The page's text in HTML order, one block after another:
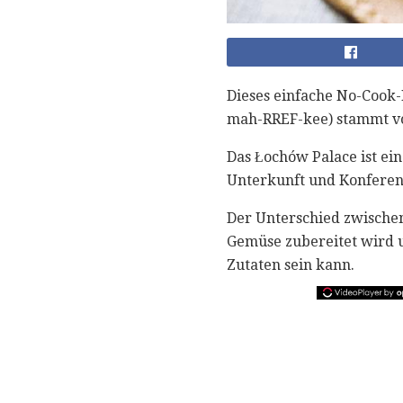
Dieses einfache No-
mah-RREF-kee) stammt
Das Łochów Palace ist
Unterkunft und
Der Unterschied
Gemüse zubereitet wird
Zutaten sein kann.